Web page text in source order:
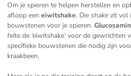
Om je spieren te helpen herstellen en
afloop een eiwitshake. Die shake zit
bouwstenen voor je spieren.
feite de ‘eiwitshake’ voor de gewrichten
specifieke bouwstenen die nodig zijn
kraakbeen.